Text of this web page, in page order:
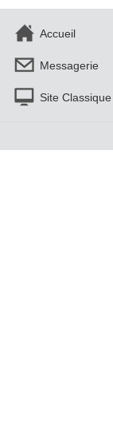
Accueil
Messagerie
Site Classique